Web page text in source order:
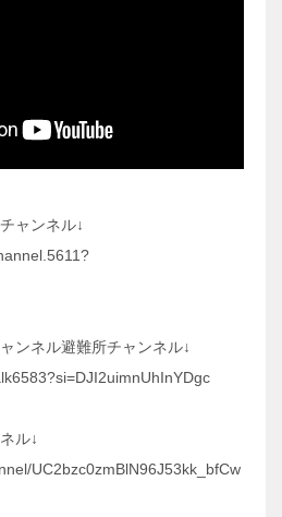
ャンネル↓
ンネル避難所チャンネル↓
ル↓
UC2bzc0zmBlN96J53kk_bfCw